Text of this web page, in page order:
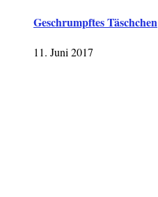
Geschrumpftes Täschchen
11. Juni 2017